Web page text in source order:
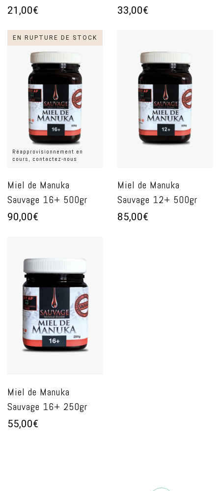
21,00€ 33,00€
EN RUPTURE DE STOCK
Réapprovisionnement en
cours, contactez-nous
Miel de Manuka
Sauvage 16+ 500gr
90,00€
Miel de Manuka
Sauvage 12+ 500gr
85,00€
Miel de Manuka
Sauvage 16+ 250gr
55,00€